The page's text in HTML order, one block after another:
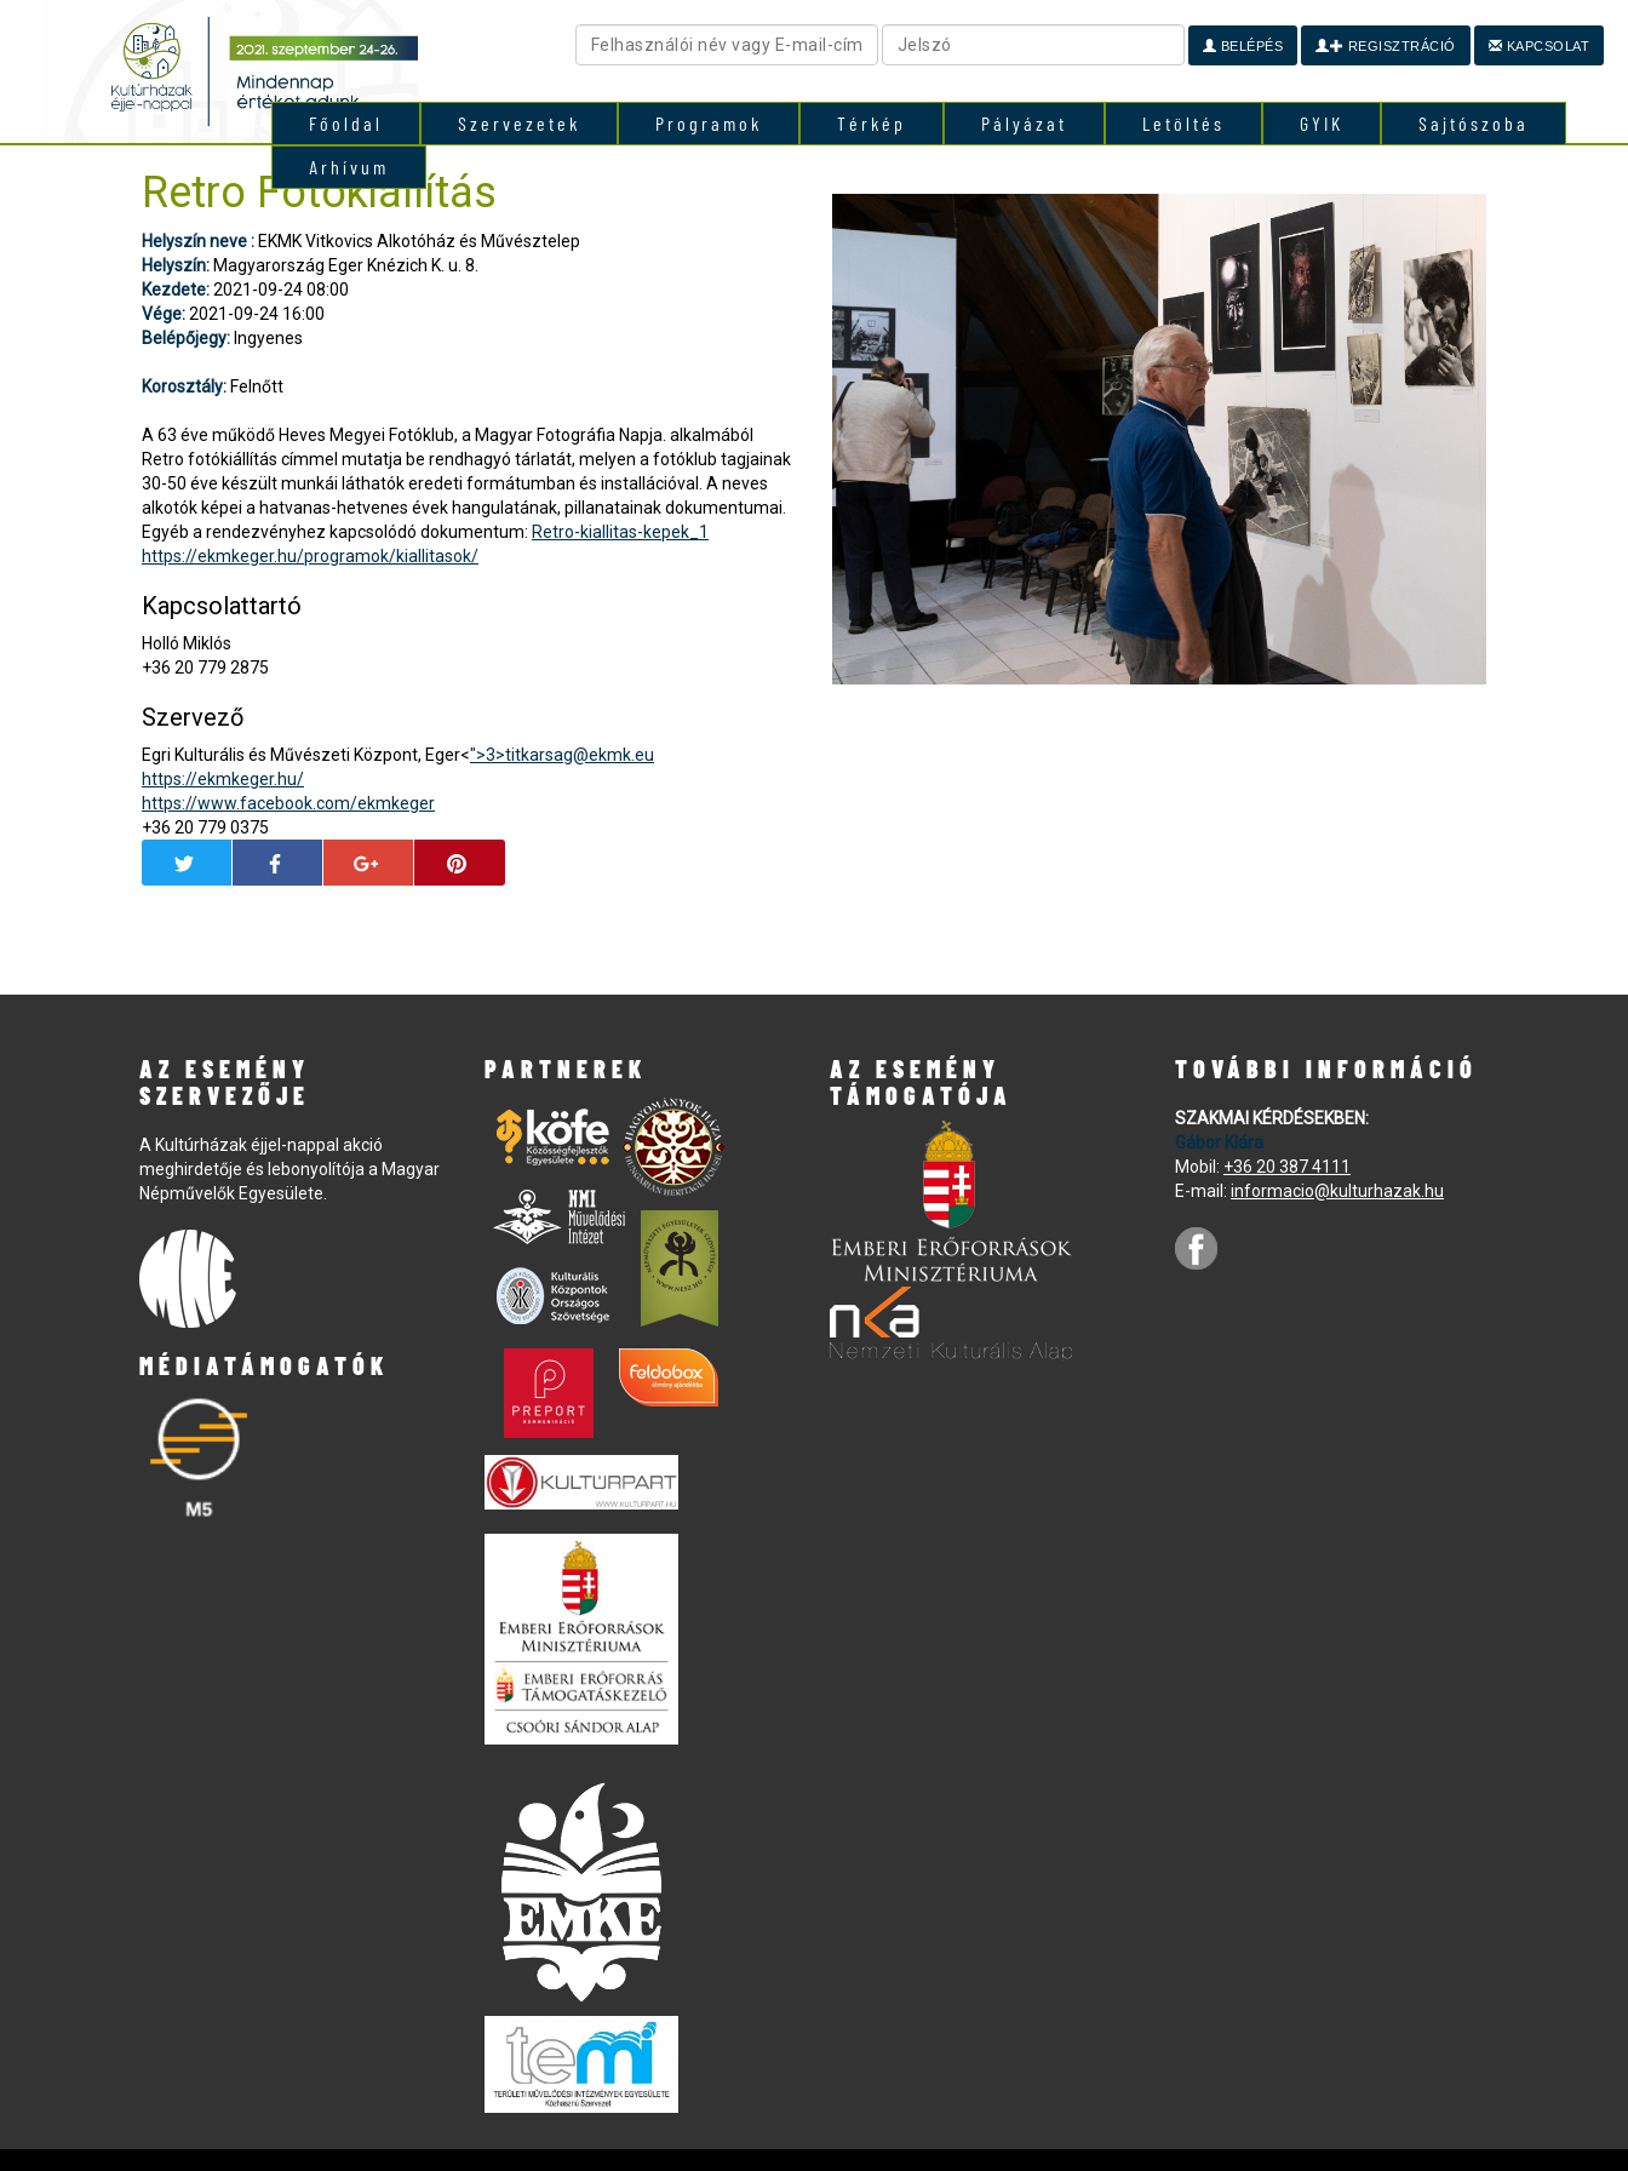
Főoldal Szervezetek Programok Térkép Pályázat Letöltés GYIK
Sajtószoba
Arhívum
BELÉPÉS REGISZTRÁCIÓ KAPCSOLAT
Retro Fotókiállítás
Helyszín neve : EKMK Vitkovics Alkotóház és Művésztelep
Helyszín: Magyarország Eger Knézich K. u. 8.
Kezdete:2021-09-24 08:00
Vége:2021-09-24 16:00
Belépőjegy: Ingyenes
Korosztály: Felnőtt
A 63 éve működő Heves Megyei Fotóklub, a Magyar Fotográfia Napja. alkalmából
Retro fotókiállítás címmel mutatja be rendhagyó tárlatát, melyen a fotóklub tagjainak
30-50 éve készült munkái láthatók eredeti formátumban és installációval. A neves
alkotók képei a hatvanas-hetvenes évek hangulatának, pillanatainak dokumentumai.
Egyéb a rendezvényhez kapcsolódó dokumentum: Retro-kiallitas-kepek_1
https://ekmkeger.hu/programok/kiallitasok/
Kapcsolattartó
Holló Miklós
+36 20 779 2875
Szervező
Egri Kulturális és Művészeti Központ, Eger<">3>titkarsag@ekmk.eu
https://ekmkeger.hu/
https://www.facebook.com/ekmkeger
+36 20 779 0375
AZ ESEMÉNY
SZERVEZŐJE
A Kultúrházak éjjel-nappal akció
meghirdetője és lebonyolítója a Magyar
Népművelők Egyesülete.
MÉDIATÁMOGATÓK
PARTNEREK
AZ ESEMÉNY
TÁMOGATÓJA
TOVÁBBI INFORMÁCIÓ
SZAKMAI KÉRDÉSEKBEN:
Gábor Klára
Mobil: +36 20 387 4111
E-mail: informacio@kulturhazak.hu